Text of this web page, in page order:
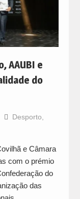
AAUBI e
do
Desporto
e Câmara
com o prémio
do
das